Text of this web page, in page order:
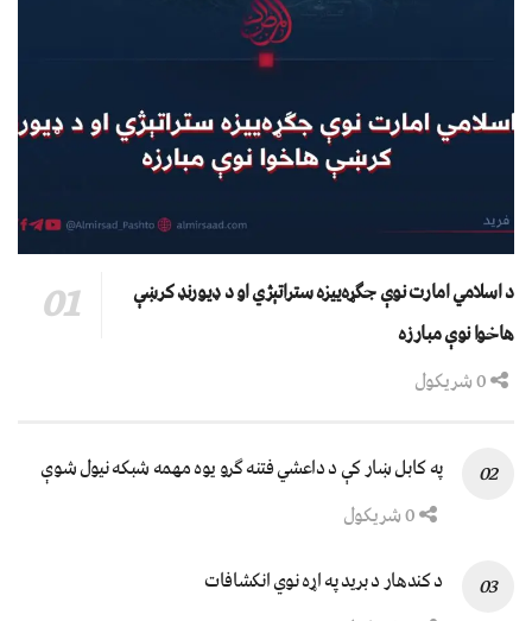
د اسلامي امارت نوې جګړه‌ییزه ستراتېژي او د ډیورنډ کرښې
هاخوا نوې مبارزه
په کابل ښار کې د داعشي فتنه ګرو يوه مهمه شبکه نيول شوې
د کندهار د برید په اړه نوي انکشافات